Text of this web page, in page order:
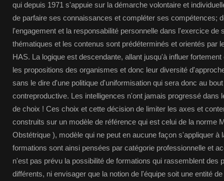
qui depuis 1971 s'appuie sur la démarche volontaire et
de parfaire ses connaissances et compléter ses compétences;
l'engagement et la responsabilité personnelle dans l'exercice de
thématiques et les contenus sont prédéterminés et orientés par
HAS. La logique est descendante, allant jusqu'à influer
les propositions des organismes et donc leur diversité
sans le dire d'une politique d'uniformisation qui sera donc au
contreproductive. Les intelligences n'ont jamais progressé dans
de choix ! Ces choix et cette décision de limiter les axes et
construits sur un modèle de référence qui est celui de la norme
Obstétrique ), modèle qui ne peut en aucune façon s'appliquer à
formations sont ainsi pensées par catégorie professionnelle et
n'est pas prévu la possibilité de formations qui rassemblent des
différents, ni envisager que la notion de l'équipe soit une entité